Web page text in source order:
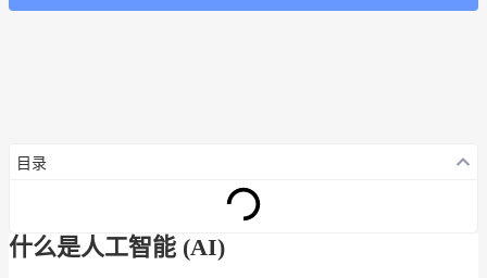
目录
什么是人工智能 (AI)